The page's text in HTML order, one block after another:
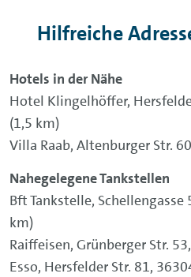
Hilfreiche
Hotels in der Nähe
Hotel Klingelhöffer,
(1,5 km)
Villa Raab, Altenburger Str.
Nahegelegene Tankstellen
Bft Tankstelle,
km)
Raiffeisen, Grünberger Str.
Esso, Hersfelder Str. 81,